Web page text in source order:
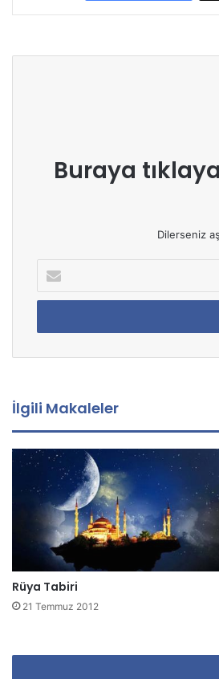
Buraya
Dilerseniz
P
s
d
e
s
i
r
i
z
İlgili Makaleler
Rüya Tabiri
21 Temmuz 2012